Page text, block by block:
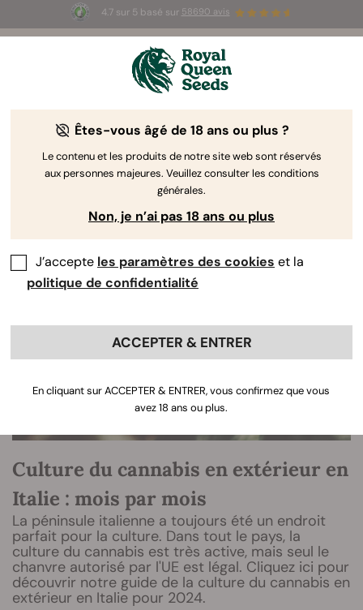
4.7 sur 5 basé sur 58690 avis
☀️ Summer Sales : jusqu'à -50 % sur
certains produits ! ⏤
The RQS Blog
Articles Cannabis Lifestyle
Culture du cannabis en extérieur en
Italie : mois par mois
La péninsule italienne a toujours été un endroit
parfait pour la culture. Dans tout le pays, la
culture du cannabis est très active, mais seul le
chanvre autorisé par l'UE est légal. Cliquez ici pour
découvrir notre guide de la culture du cannabis en
extérieur en Italie pour 2024.
Êtes-vous âgé de 18 ans ou plus ?
Le contenu et les produits de notre site web sont réservés
aux personnes majeures. Veuillez consulter les conditions
générales.
Non, je n’ai pas 18 ans ou plus
J’accepte les paramètres des cookies et la
politique de confidentialité
ACCEPTER & ENTRER
En cliquant sur ACCEPTER & ENTRER, vous confirmez que vous
avez 18 ans ou plus.